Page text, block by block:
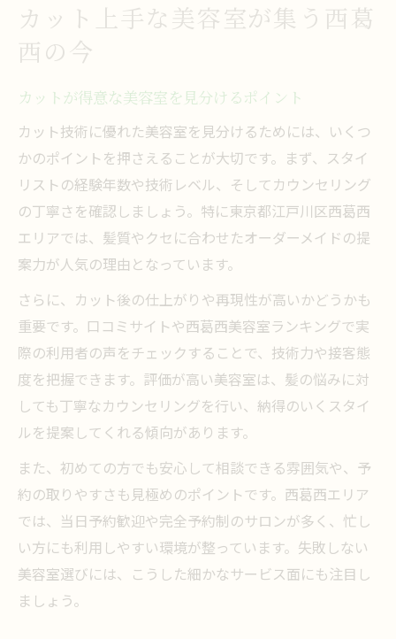
カット上手な美容室が集う西葛
西の今
カットが得意な美容室を見分けるポイント
カット技術に優れた美容室を見分けるためには、いくつ
かのポイントを押さえることが大切です。まず、スタイ
リストの経験年数や技術レベル、そしてカウンセリング
の丁寧さを確認しましょう。特に東京都江戸川区西葛西
エリアでは、髪質やクセに合わせたオーダーメイドの提
案力が人気の理由となっています。
さらに、カット後の仕上がりや再現性が高いかどうかも
重要です。口コミサイトや西葛西美容室ランキングで実
際の利用者の声をチェックすることで、技術力や接客態
度を把握できます。評価が高い美容室は、髪の悩みに対
しても丁寧なカウンセリングを行い、納得のいくスタイ
ルを提案してくれる傾向があります。
また、初めての方でも安心して相談できる雰囲気や、予
約の取りやすさも見極めのポイントです。西葛西エリア
では、当日予約歓迎や完全予約制のサロンが多く、忙し
い方にも利用しやすい環境が整っています。失敗しない
美容室選びには、こうした細かなサービス面にも注目し
ましょう。